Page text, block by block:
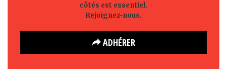
côtés est essentiel.
Rejoignez-nous.
ADHÉRER